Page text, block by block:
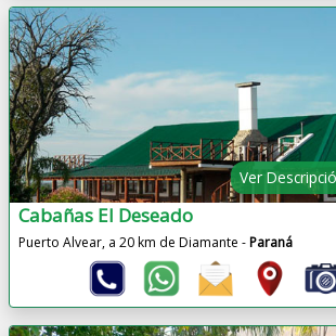
Ver
Cabañas El Deseado
Puerto Alvear, a 20 km de Diamante -Paraná